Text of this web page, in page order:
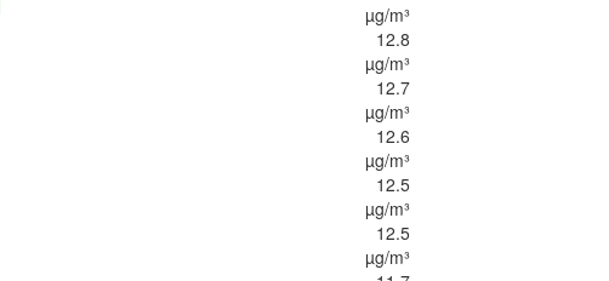
µg/m³
12.8
µg/m³
12.7
µg/m³
12.6
µg/m³
12.5
µg/m³
12.5
µg/m³